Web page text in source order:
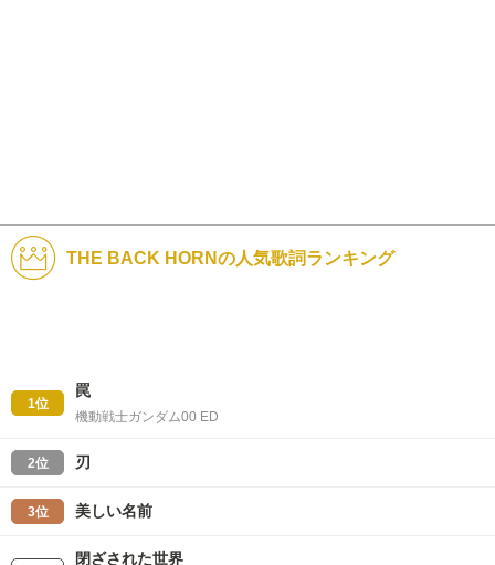
THE BACK HORNの人気歌詞ランキング
1位
罠
機動戦士ガンダム00 ED
2位 刃
3位 美しい名前
閉ざされた世界